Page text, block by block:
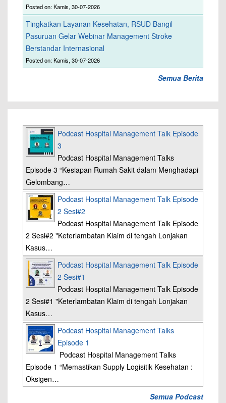
Posted on: Kamis, 30-07-2026
Tingkatkan Layanan Kesehatan, RSUD Bangil
Pasuruan Gelar Webinar Management Stroke
Berstandar Internasional
Posted on: Kamis, 30-07-2026
Semua Berita
Podcast Hospital Management Talk Episode
3
Podcast Hospital Management Talks
Episode 3 “Kesiapan Rumah Sakit dalam Menghadapi
Gelombang…
Podcast Hospital Management Talk Episode
2 Sesi#2
Podcast Hospital Management Talk Episode
2 Sesi#2 "Keterlambatan Klaim di tengah Lonjakan
Kasus…
Podcast Hospital Management Talk Episode
2 Sesi#1
Podcast Hospital Management Talk Episode
2 Sesi#1 "Keterlambatan Klaim di tengah Lonjakan
Kasus…
Podcast Hospital Management Talks
Episode 1
Podcast Hospital Management Talks
Episode 1 “Memastikan Supply Logisitik Kesehatan :
Oksigen…
Semua Podcast